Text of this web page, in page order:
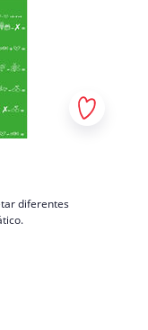
diferentes